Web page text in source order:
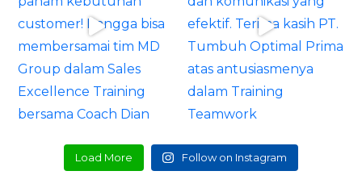
Load More Follow on Instagram